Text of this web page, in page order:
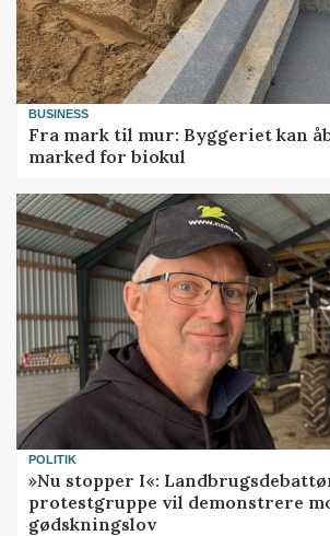
BUSINESS
Fra mark til mur: Byggeriet kan
marked for biokul
POLITIK
»Nu stopper I«:
protestgruppe vil demonstrere
gødskningslov